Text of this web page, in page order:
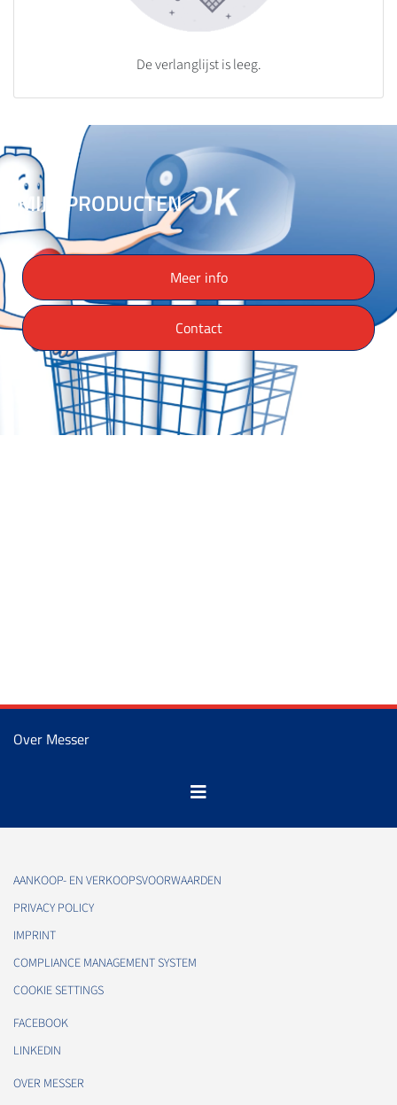
De verlanglijst is leeg.
MIJN PRODUCTEN
Meer info
Contact
Over Messer
AANKOOP- EN VERKOOPSVOORWAARDEN
PRIVACY POLICY
IMPRINT
COMPLIANCE MANAGEMENT SYSTEM
COOKIE SETTINGS
FACEBOOK
LINKEDIN
OVER MESSER